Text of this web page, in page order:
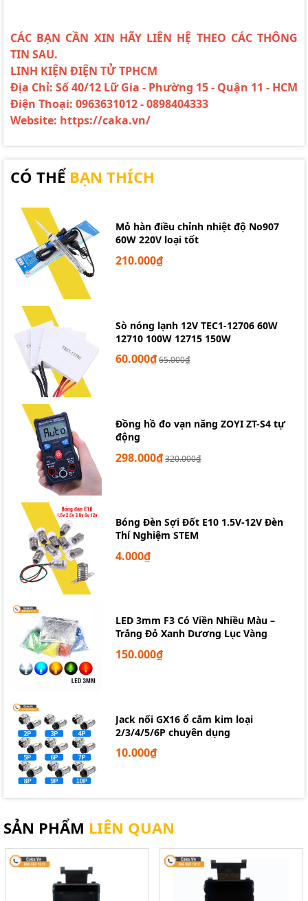
CÁC BẠN CẦN XIN HÃY LIÊN HỆ THEO CÁC THÔNG
TIN SAU.
LINH KIỆN ĐIỆN TỬ TPHCM
Địa Chỉ: Số 40/12 Lữ Gia - Phường 15 - Quận 11 - HCM
Điện Thoại: 0963631012 - 0898404333
Website: https://caka.vn/
CÓ THỂ BẠN THÍCH
Mỏ hàn điều chỉnh nhiệt độ No907
60W 220V loại tốt
210.000₫
Sò nóng lạnh 12V TEC1-12706 60W
12710 100W 12715 150W
60.000₫65.000₫
Đồng hồ đo vạn năng ZOYI ZT-S4 tự
động
298.000₫320.000₫
Bóng Đèn Sợi Đốt E10 1.5V-12V Đèn
Thí Nghiệm STEM
4.000₫
LED 3mm F3 Có Viền Nhiều Màu –
Trắng Đỏ Xanh Dương Lục Vàng
150.000₫
Jack nối GX16 ổ cắm kim loại
2/3/4/5/6P chuyên dụng
10.000₫
SẢN PHẨM LIÊN QUAN